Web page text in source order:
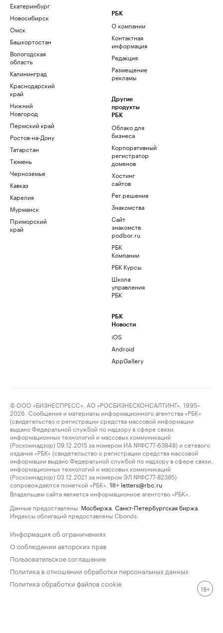
Екатеринбург
Новосибирск
Омск
Башкортостан
Вологодская
область
Калининград
Краснодарский
край
Нижний
Новгород
Пермский край
Ростов-на-Дону
Татарстан
Тюмень
Черноземье
Кавказ
Карелия
Мурманск
Приморский
край
РБК
О компании
Контактная
информация
Редакция
Размещение
рекламы
Другие
продукты
РБК
Облако для
бизнеса
Корпоративный
регистратор
доменов
Хостинг
сайтов
Рег.решения
Знакомства
Сайт
знакомств
podbor.ru
РБК
Компании
РБК Курсы
Школа
управления
РБК
РБК
Новости
iOS
Android
AppGallery
© ООО «БИЗНЕСПРЕСС», АО «РОСБИЗНЕСКОНСАЛТИНГ», 1995–
2026. Сообщения и материалы информационного агентства «РБК»
(свидетельство о регистрации средства массовой информации
выдано Федеральной службой по надзору в сфере связи,
информационных технологий и массовых коммуникаций
(Роскомнадзор) 09.12.2015 за номером ИА №ФС77-63848) и сетевого
издания «РБК» (свидетельство о регистрации средства массовой
информации выдано Федеральной службой по надзору в сфере связи,
информационных технологий и массовых коммуникаций
(Роскомнадзор) 03.12.2021 за номером ЭЛ №ФС77-82385)
сопровождаются пометкой «РБК».
18+ letters@rbc.ru
Владельцем сайта является информационное агентство «РБК».
Данные предоставлены: Мосбиржа Санкт-Петербургская биржа
Индексы облигаций предоставлены Cbonds.
Информация об ограничениях
О соблюдении авторских прав
Пользовательское соглашение
Политика в отношении обработки персональных данных
Политика обработки файлов cookie
18+